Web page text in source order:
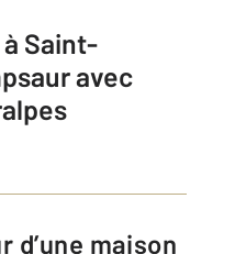
Saint-
avec